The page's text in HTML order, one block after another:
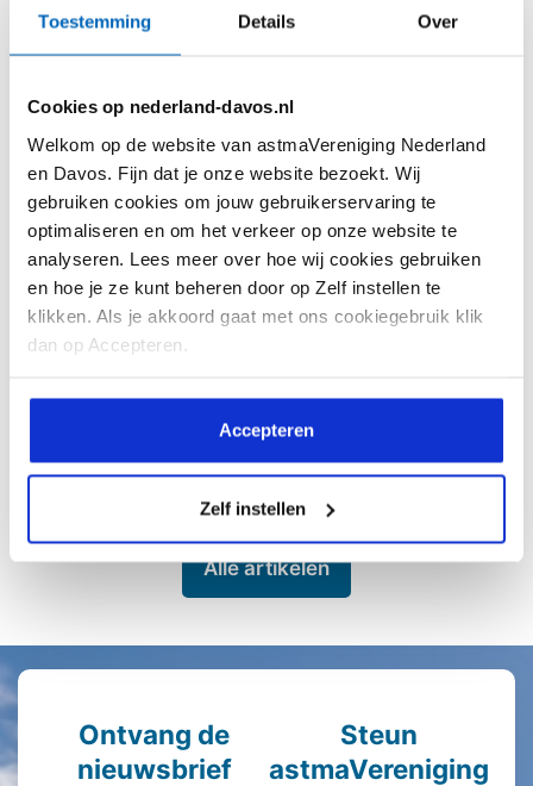
Toestemming Details Over
Cookies op nederland-davos.nl
Welkom op de website van astmaVereniging Nederland
en Davos. Fijn dat je onze website bezoekt. Wij
gebruiken cookies om jouw gebruikerservaring te
optimaliseren en om het verkeer op onze website te
analyseren. Lees meer over hoe wij cookies gebruiken
en hoe je ze kunt beheren door op Zelf instellen te
klikken. Als je akkoord gaat met ons cookiegebruik klik
dan op Accepteren.
Accepteren
Zelf instellen
Soms lijkt de liefde van één kant te komen…
Allergieën kies je niet!
Alle artikelen
Ontvang de
nieuwsbrief
Steun
astmaVereniging